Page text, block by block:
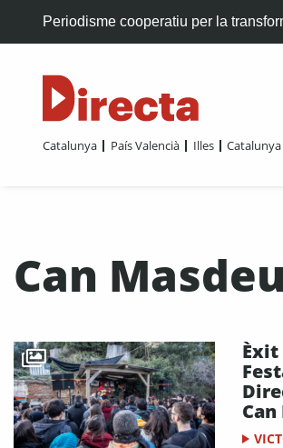
Periodisme cooperatiu per la
Catalunya País Valencià Illes
Can Masdeu
Èxit